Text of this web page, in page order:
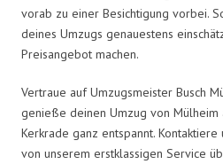
vorab zu einer Besichtigung vorbei.
deines Umzugs genauestens
Preisangebot machen.
Vertraue auf Umzugsmeister Busch
genieße deinen Umzug von Mülheim
Kerkrade ganz entspannt.
von unserem erstklassigen Service